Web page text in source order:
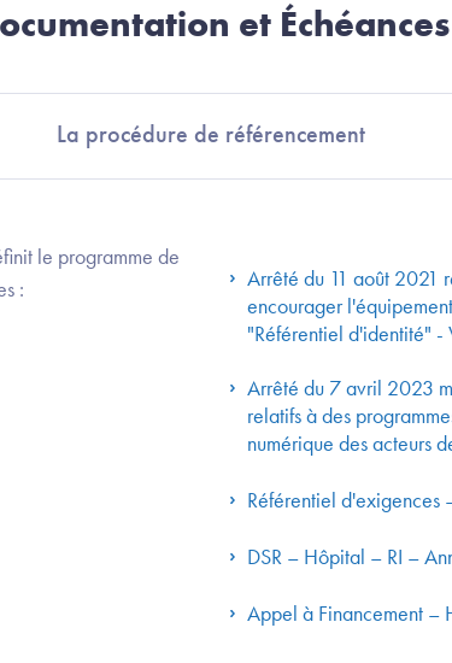
et Échéances
La procédure de référencement
le programme de
:
Arrêté du 11 août 2021
encourager
"Référentiel d'identité" -
Arrêté du 7 avril 2023
relatifs à des
numérique des acteurs
Référentiel d'exigences
DSR – Hôpital – RI –
Appel à Financement –